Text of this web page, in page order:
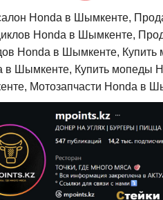
Honda в Шымкенте,
Honda в Шымкенте,
Honda в Шымкенте, Купить
в Шымкенте, Купить мопеды
Мотозапчасти Honda в